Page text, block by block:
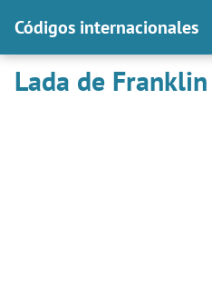
Códigos internacionales
Lada de